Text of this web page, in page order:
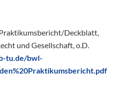
Deckblatt,
und Gesellschaft, o.D.
tu.de/bwl-